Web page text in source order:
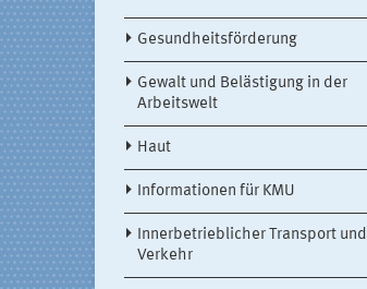
Gesundheitsförderung
Gewalt und Belästigung in der
Arbeitswelt
Haut
Informationen für KMU
Innerbetrieblicher Transport und
Verkehr